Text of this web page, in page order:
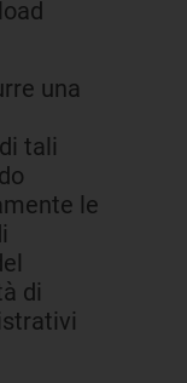
una
tali
le
di